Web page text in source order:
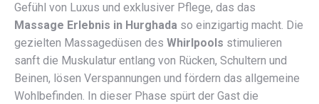
Gefühl von Luxus und exklusiver Pflege, das das
Massage Erlebnis in Hurghada so einzigartig macht. Die
gezielten Massagedüsen des Whirlpools stimulieren
sanft die Muskulatur entlang von Rücken, Schultern und
Beinen, lösen Verspannungen und fördern das allgemeine
Wohlbefinden. In dieser Phase spürt der Gast die